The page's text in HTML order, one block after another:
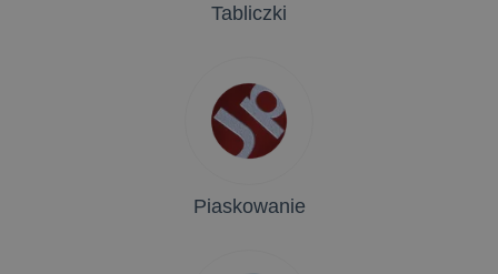
Tabliczki
Piaskowanie